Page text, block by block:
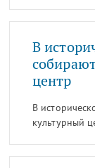
В
центр
В
культурный